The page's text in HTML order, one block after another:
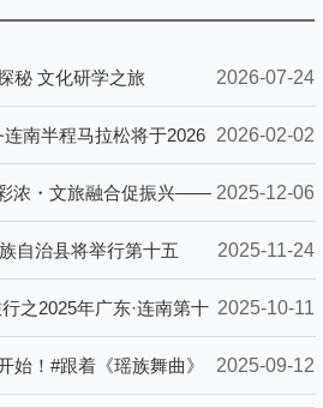
秘 文化研学之旅 2026-07-24
南半程马拉松将于2026
午7:30开跑
2026-02-02
浓・文旅融合促振兴——
”在广东瑶族博物馆正式
2025-12-06
自治县将举行第十五
化艺术活动
2025-11-24
之2025年广东·连南第十
季”活动顺利开展
2025-10-11
始！#跟着《瑶族舞曲》 2025-09-12